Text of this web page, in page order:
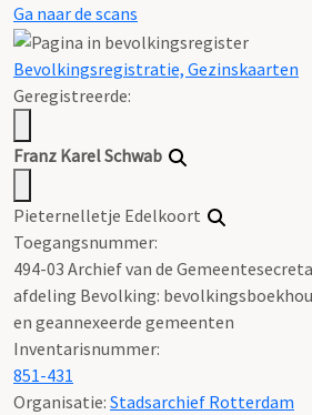
Ga naar de scans
Bevolkingsregistratie, Gezinskaarten
Geregistreerde:
Franz KarelSchwab
Pieternelletje Edelkoort
Toegangsnummer:
494-03 Archief van de
afdeling Bevolking:
en geannexeerde gemeenten
Inventarisnummer:
851-431
Organisatie: Stadsarchief Rotterdam